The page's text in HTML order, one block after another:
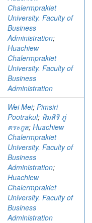
Chalermprakiet
University. Faculty of
Business
Administration;
Huachiew
Chalermprakiet
University. Faculty of
Business
Administration
Wei Mei; Pimsiri
Pootrakul; พิมสิริ ภู่
ตระกูล; Huachiew
Chalermprakiet
University. Faculty of
Business
Administration;
Huachiew
Chalermprakiet
University. Faculty of
Business
Administration